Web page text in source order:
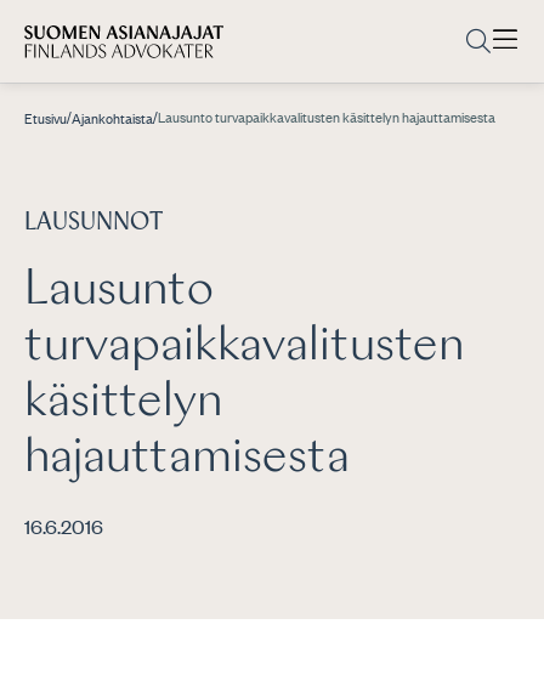
Etusivu/Ajankohtaista/Lausunto turvapaikkavalitusten käsittelyn hajauttamisesta
LAUSUNNOT
Lausunto
turvapaikkavalitusten
käsittelyn
hajauttamisesta
16.6.2016